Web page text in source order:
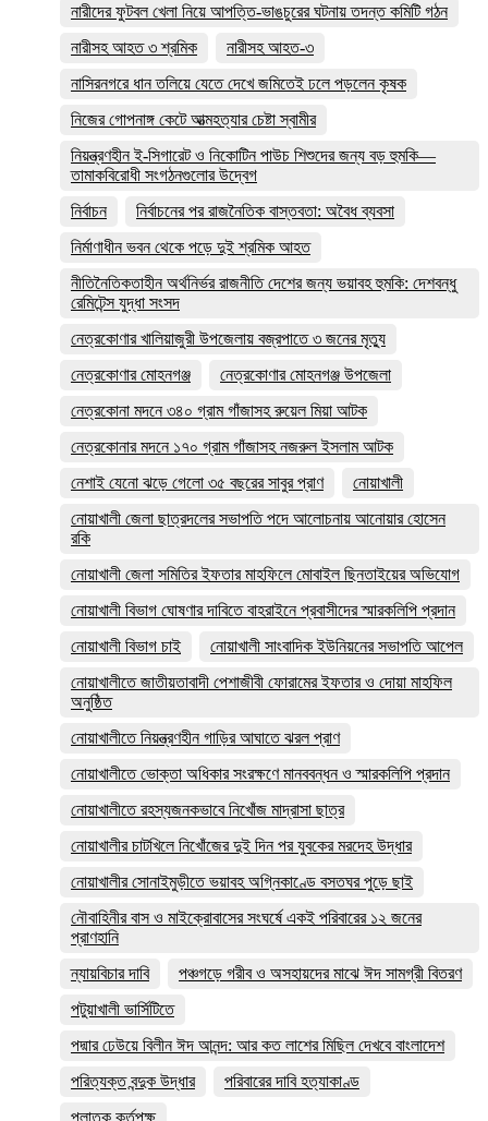
নারীদের ফুটবল খেলা নিয়ে আপত্তি-ভাঙচুরের ঘটনায় তদন্ত কমিটি গঠন
নারীসহ আহত ৩ শ্রমিক
নারীসহ আহত-৩
নাসিরনগরে ধান তলিয়ে যেতে দেখে জমিতেই ঢলে পড়লেন কৃষক
নিজের গোপনাঙ্গ কেটে আত্মহত্যার চেষ্টা স্বামীর
নিয়ন্ত্রণহীন ই-সিগারেট ও নিকোটিন পাউচ শিশুদের জন্য বড় হুমকি—
তামাকবিরোধী সংগঠনগুলোর উদ্বেগ
নির্বাচন
নির্বাচনের পর রাজনৈতিক বাস্তবতা: অবৈধ ব্যবসা
নির্মাণাধীন ভবন থেকে পড়ে দুই শ্রমিক আহত
নীতিনৈতিকতাহীন অর্থনির্ভর রাজনীতি দেশের জন্য ভয়াবহ হুমকি: দেশবন্ধু
রেমিটেন্স যুদ্ধা সংসদ
নেত্রকোণার খালিয়াজুরী উপজেলায় বজ্রপাতে ৩ জনের মৃত্যু
নেত্রকোণার মোহনগঞ্জ
নেত্রকোণার মোহনগঞ্জ উপজেলা
নেত্রকোনা মদনে ৩৪০ গ্রাম গাঁজাসহ রুয়েল মিয়া আটক
নেত্রকোনার মদনে ১৭০ গ্রাম গাঁজাসহ নজরুল ইসলাম আটক
নেশাই যেনো ঝড়ে গেলো ৩৫ বছরের সাবুর প্রাণ
নোয়াখালী
নোয়াখালী জেলা ছাত্রদলের সভাপতি পদে আলোচনায় আনোয়ার হোসেন
রকি
নোয়াখালী জেলা সমিতির ইফতার মাহফিলে মোবাইল ছিনতাইয়ের অভিযোগ
নোয়াখালী বিভাগ ঘোষণার দাবিতে বাহরাইনে প্রবাসীদের স্মারকলিপি প্রদান
নোয়াখালী বিভাগ চাই
নোয়াখালী সাংবাদিক ইউনিয়নের সভাপতি আপেল
নোয়াখালীতে জাতীয়তাবাদী পেশাজীবী ফোরামের ইফতার ও দোয়া মাহফিল
অনুষ্ঠিত
নোয়াখালীতে নিয়ন্ত্রণহীন গাড়ির আঘাতে ঝরল প্রাণ
নোয়াখালীতে ভোক্তা অধিকার সংরক্ষণে মানববন্ধন ও স্মারকলিপি প্রদান
নোয়াখালীতে রহস্যজনকভাবে নিখোঁজ মাদ্রাসা ছাত্র
নোয়াখালীর চাটখিলে নিখোঁজের দুই দিন পর যুবকের মরদেহ উদ্ধার
নোয়াখালীর সোনাইমুড়ীতে ভয়াবহ অগ্নিকাণ্ডে বসতঘর পুড়ে ছাই
নৌবাহিনীর বাস ও মাইক্রোবাসের সংঘর্ষে একই পরিবারের ১২ জনের
প্রাণহানি
ন্যায়বিচার দাবি
পঞ্চগড়ে গরীব ও অসহায়দের মাঝে ঈদ সামগ্রী বিতরণ
পটুয়াখালী ভার্সিটিতে
পদ্মার ঢেউয়ে বিলীন ঈদ আনন্দ: আর কত লাশের মিছিল দেখবে বাংলাদেশ
পরিত্যক্ত বন্দুক উদ্ধার
পরিবারের দাবি হত্যাকাণ্ড
পলাতক কর্তৃপক্ষ